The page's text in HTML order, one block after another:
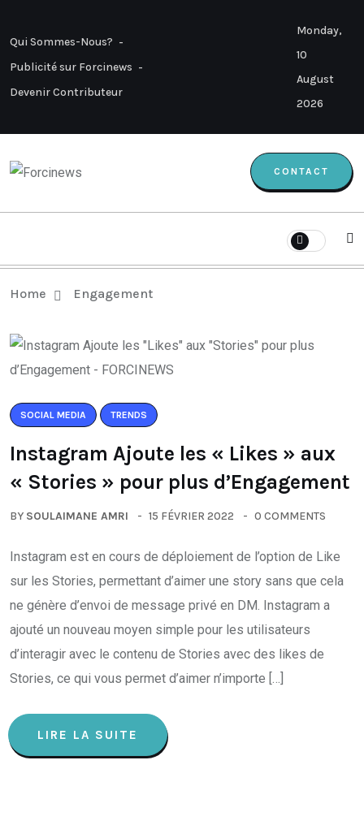
Qui Sommes-Nous?
Publicité sur Forcinews
Devenir Contributeur
Monday,
10
August
2026
CONTACT
Home Engagement
SOCIAL MEDIA TRENDS
Instagram Ajoute les « Likes » aux
« Stories » pour plus d’Engagement
BY SOULAIMANE AMRI 15 FÉVRIER 2022 0 COMMENTS
Instagram est en cours de déploiement de l’option de Like
sur les Stories, permettant d’aimer une story sans que cela
ne génère d’envoi de message privé en DM. Instagram a
ajouté un nouveau moyen simple pour les utilisateurs
d’interagir avec le contenu de Stories avec des likes de
Stories, ce qui vous permet d’aimer n’importe […]
LIRE LA SUITE